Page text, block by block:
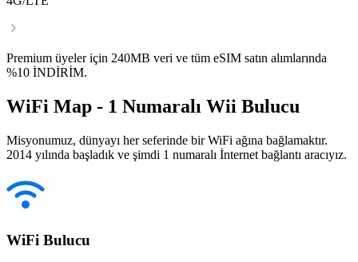
Premium üyeler için 240MB veri ve tüm eSIM satın alımlarında
%10 İNDİRİM.
WiFi Map - 1 Numaralı Wii Bulucu
Misyonumuz, dünyayı her seferinde bir WiFi ağına bağlamaktır.
2014 yılında başladık ve şimdi 1 numaralı İnternet bağlantı aracıyız.
WiFi Bulucu